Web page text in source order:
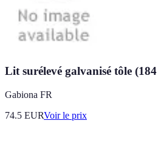
Lit surélevé galvanisé tôle
Gabiona FR
74.5 EURVoir le prix